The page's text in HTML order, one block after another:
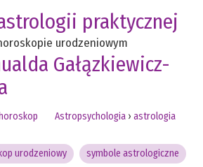
praktycznej
urodzeniowym
Gałązkiewicz-
horoskop Astropsychologia › astrologia
urodzeniowy symbole astrologiczne